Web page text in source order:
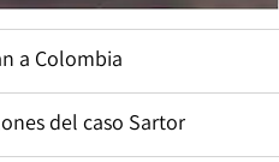
a Colombia
del caso Sartor